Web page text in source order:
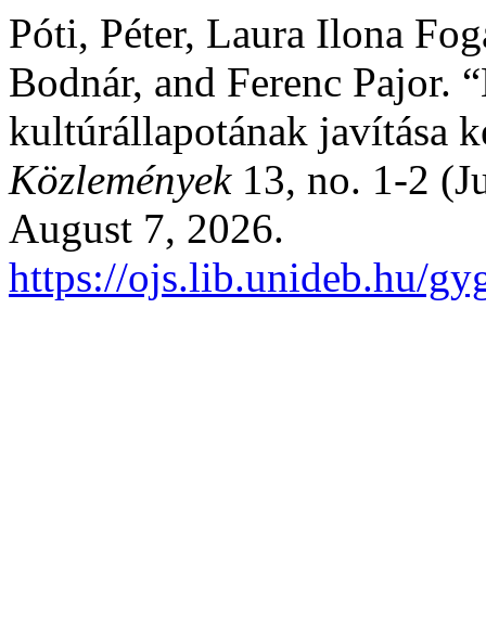
Póti, Péter, Laura Ilona
Bodnár, and Ferenc Pajor.
kultúrállapotának javítása
Közlemények13, no. 1-2
August 7, 2026.
https://ojs.lib.unideb.hu/